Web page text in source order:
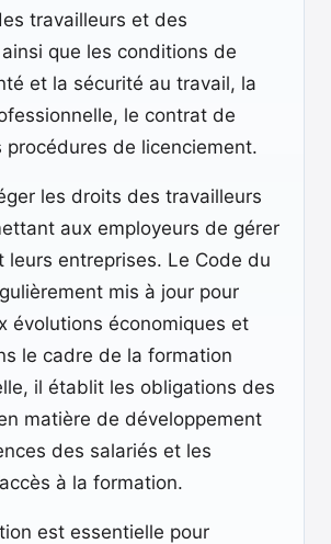
travailleurs et des
que les conditions de
et la sécurité au travail, la
le contrat de
procédures de licenciement.
les droits des travailleurs
aux employeurs de gérer
leurs entreprises. Le Code du
mis à jour pour
évolutions économiques et
le cadre de la formation
il établit les obligations des
matière de développement
des salariés et les
à la formation.
est essentielle pour